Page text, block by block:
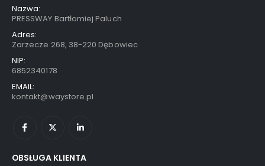
Nazwa:
PRESSWAY Bartłomiej Paluch
Adres:
Zarzecze 268, 38-220 Dębowiec
NIP:
6852340178
EMAIL:
kontakt@waystore.pl
OBSŁUGA KLIENTA